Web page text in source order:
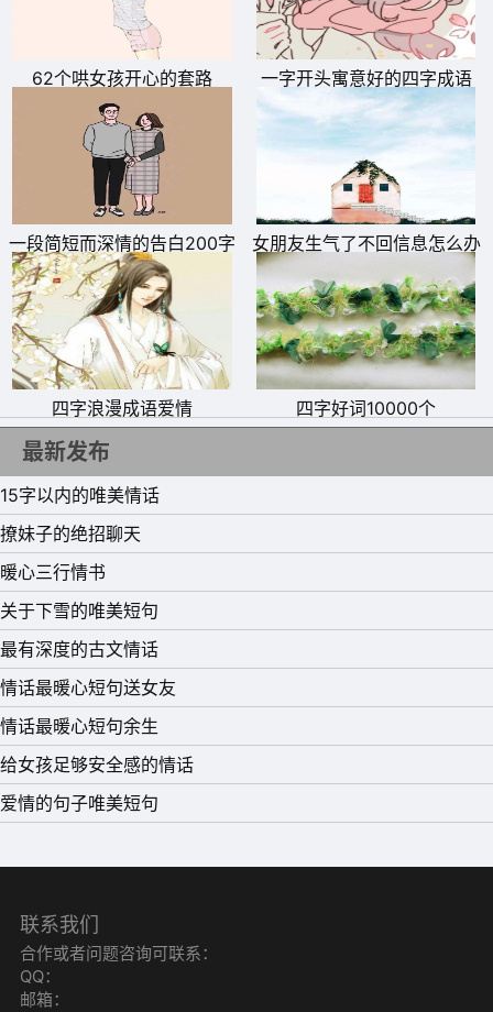
是为了以疼痛教会我们看开，习惯，释怀。
14、治愈创伤的并非时间，而是爱。
15、如果没有能力给她幸福，就要有勇气放她离开。
62个哄女孩开心的套路 一字开头寓意好的四字成语
一段简短而深情的告白200字 女朋友生气了不回信息怎么办
四字浪漫成语爱情 四字好词10000个
最新发布
15字以内的唯美情话
撩妹子的绝招聊天
暖心三行情书
关于下雪的唯美短句
最有深度的古文情话
情话最暖心短句送女友
情话最暖心短句余生
给女孩足够安全感的情话
爱情的句子唯美短句
联系我们
合作或者问题咨询可联系：
QQ：
邮箱：